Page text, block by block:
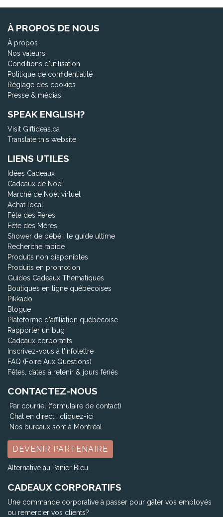
À PROPOS DE NOUS
À propos
Nos valeurs
Conditions d'utilisation
Politique de confidentialité
Réglage des cookies
Presse & médias
SPEAK ENGLISH?
Visit Giftideas.ca
Translate this website
LIENS UTILES
Idées Cadeaux
Cadeaux de Noël
Marché de Noël virtuel
Achat local
Fête des Pères
Fête des Mères
Shower de bébé : le guide ultime
Recherche rapide
Produits non disponibles
Produits en promotion
Guides Cadeaux Thématiques
Boutiques en ligne québécoises
Pikkado
Blogue
Plateforme d'affiliation québécoise
Rapporter un bug
Cadeaux corporatifs
Inscrivez-vous à l'infolettre
FAQ (Foire Aux Questions)
Fêtes, dates à retenir & jours fériés
CONTACTEZ-NOUS
Par courriel (formulaire de contact)
Chat en direct : cliquez-ici
Nos bureaux sont à Montréal
DEVENIR PARTENAIRE
Alternative au Panier Bleu
CADEAUX CORPORATIFS
Une commande corporative à passer pour gâter vos employés
ou remercier vos clients?